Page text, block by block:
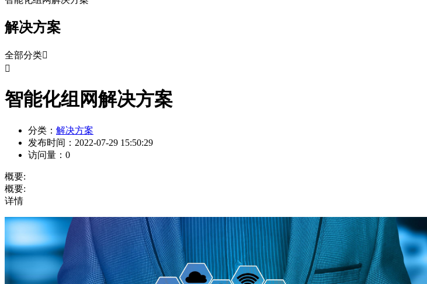
解决方案
全部分类

智能化组网解决方案
分类： 解决方案
发布时间： 2022-07-29 15:50:29
访问量： 0
概要:
概要:
详情